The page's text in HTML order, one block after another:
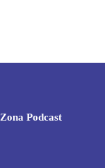
Zona Podcast